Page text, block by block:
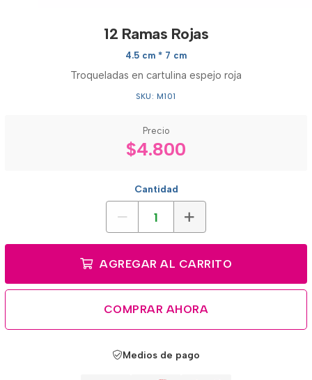
12 Ramas Rojas
4.5 cm * 7 cm
Troqueladas en cartulina espejo roja
SKU: M101
Precio
$4.800
Cantidad
AGREGAR AL CARRITO
COMPRAR AHORA
Medios de pago